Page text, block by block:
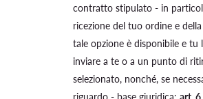
contratto stipulato - in
ricezione del tuo ordine e
tale opzione è disponibile e tu
inviare a te o a un punto di
selezionato, nonché, se
riguardo - base giuridica: art.